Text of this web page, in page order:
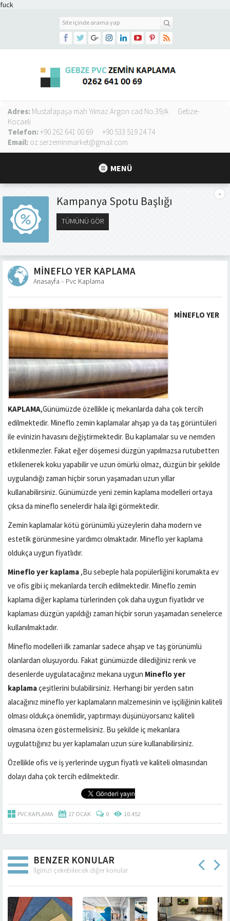
fuck
"
PINTEREST
ÜZERINDEN
Adres: Mustafapaşa mah Yılmaz Argon cad No.39/A
Gebze-
Kocaeli
Telefon: +90 262 641 00 69
+90 533 519 24 74
Email: oz.serzeminmarket@gmail.com
MENÜ
Kampanya Spotu Başlığı
TÜMÜNÜ GÖR
MİNEFLO YER KAPLAMA
Anasayfa » Pvc Kaplama
MİNEFLO YER
KAPLAMA,Günümüzde özellikle iç mekanlarda daha çok tercih
edilmektedir. Mineflo zemin kaplamalar ahşap ya da taş görüntüleri
ile evinizin havasını değiştirmektedir. Bu kaplamalar su ve nemden
etkilenmezler. Fakat eğer döşemesi düzgün yapılmazsa rutubetten
etkilenerek koku yapabilir ve uzun ömürlü olmaz, düzgün bir şekilde
uygulandığı zaman hiçbir sorun yaşamadan uzun yıllar
kullanabilirsiniz. Günümüzde yeni zemin kaplama modelleri ortaya
çıksa da mineflo senelerdir hala ilgi görmektedir.
Zemin kaplamalar kötü görünümlü yüzeylerin daha modern ve
estetik görünmesine yardımcı olmaktadır. Mineflo yer kaplama
oldukça uygun fiyatlıdır.
Mineflo yer kaplama,Bu sebeple hala popülerliğini korumakta ev
ve ofis gibi iç mekanlarda tercih edilmektedir. Mineflo zemin
kaplama diğer kaplama türlerinden çok daha uygun fiyatlıdır ve
kaplaması düzgün yapıldığı zaman hiçbir sorun yaşamadan senelerce
kullanılmaktadır.
Mineflo modelleri ilk zamanlar sadece ahşap ve taş görünümlü
olanlardan oluşuyordu. Fakat günümüzde dilediğiniz renk ve
desenlerde uygulatacağınız mekana uygun Mineflo yer
kaplamaçeşitlerini bulabilirsiniz. Herhangi bir yerden satın
alacağınız mineflo yer kaplamaların malzemesinin ve işçiliğinin kaliteli
olması oldukça önemlidir, yaptırmayı düşünüyorsanız kaliteli
olmasına özen göstermelisiniz. Bu şekilde iç mekanlara
uygulattığınız bu yer kaplamaları uzun süre kullanabilirsiniz.
Özellikle ofis ve iş yerlerinde uygun fiyatlı ve kaliteli olmasından
dolayı daha çok tercih edilmektedir.
PVC KAPLAMA 17 OCAK 0 10.452
BENZER KONULAR
İlginizi çekebilecek diğer konular